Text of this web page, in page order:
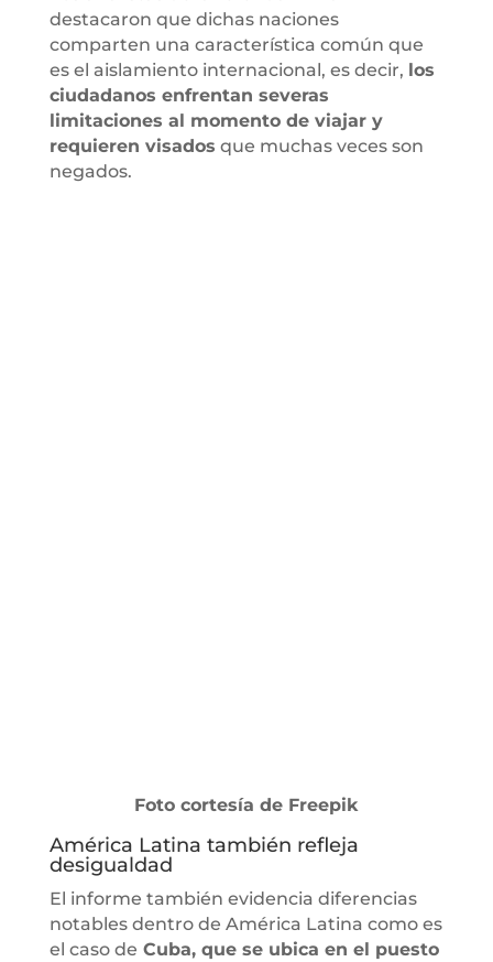
destacaron que dichas naciones
comparten una característica común que
es el aislamiento internacional, es decir, los
ciudadanos enfrentan severas
limitaciones al momento de viajar y
requieren visados que muchas veces son
negados.
Foto cortesía de Freepik
América Latina también refleja
desigualdad
El informe también evidencia diferencias
notables dentro de América Latina como es
el caso de Cuba, que se ubica en el puesto